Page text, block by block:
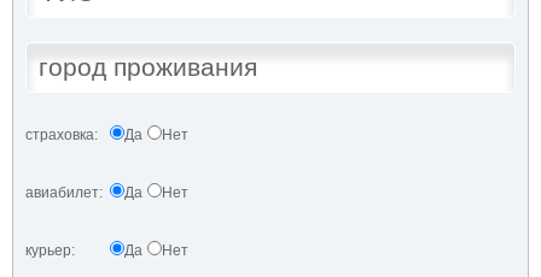
страховка: Да Нет
авиабилет: Да Нет
курьер: Да Нет